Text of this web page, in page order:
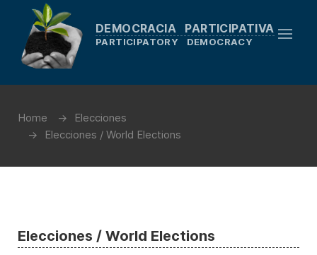
DEMOCRACIA PARTICIPATIVA
PARTICIPATORY DEMOCRACY
Home
Elecciones
Elecciones / World Elections
Elecciones / World Elections